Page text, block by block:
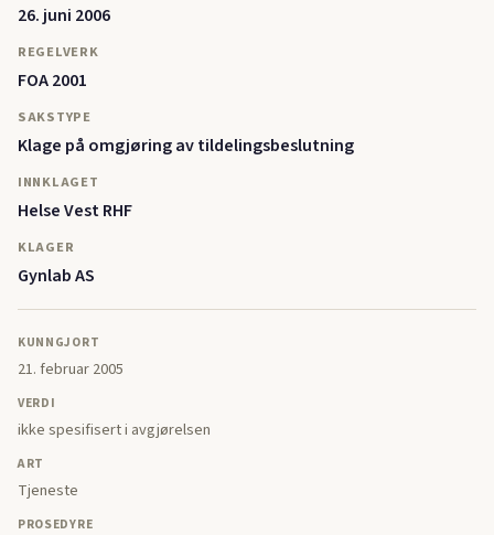
26. juni 2006
REGELVERK
FOA 2001
SAKSTYPE
Klage på omgjøring av tildelingsbeslutning
INNKLAGET
Helse Vest RHF
KLAGER
Gynlab AS
KUNNGJORT
21. februar 2005
VERDI
ikke spesifisert i avgjørelsen
ART
Tjeneste
PROSEDYRE